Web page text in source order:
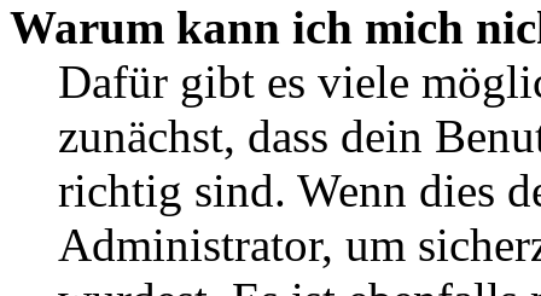
Warum kann ich mich
Dafür gibt es viele
zunächst, dass dein
richtig sind. Wenn dies
Administrator, um